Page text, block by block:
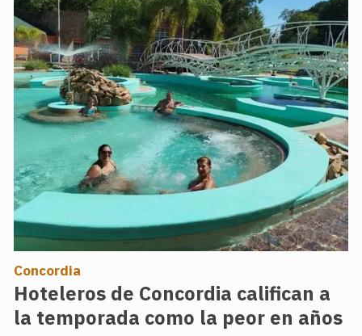
Hoteleros de Concordia califican a
la temporada como la peor en años
Concordia